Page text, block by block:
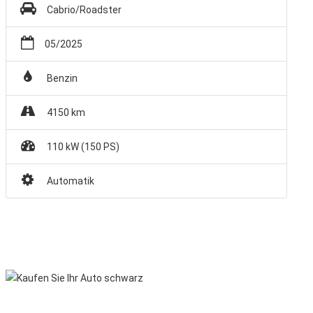
Cabrio/Roadster
05/2025
Benzin
4150 km
110 kW (150 PS)
Automatik